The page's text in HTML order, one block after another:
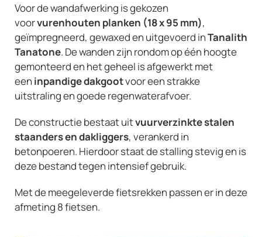
Voor de wandafwerking is gekozen
voorvurenhouten planken (18 x 95 mm),
geïmpregneerd, gewaxed en uitgevoerd inTanalith
Tanatone. De wanden zijn rondom op één hoogte
gemonteerd en het geheel is afgewerkt met
een inpandige dakgootvoor een strakke
uitstraling en goede regenwaterafvoer.
De constructie bestaat uitvuurverzinkte stalen
staanders en dakliggers, verankerd in
betonpoeren. Hierdoor staat de stalling stevig en is
deze bestand tegen intensief gebruik.
Met de meegeleverde fietsrekken passen er in deze
afmeting 8 fietsen.